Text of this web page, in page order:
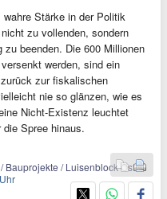
Stärke in der Politik
zu vollenden, sondern
beenden. Die 600 Millionen
werden, sind ein
zur fiskalischen
nie so glänzen, wie es
Nicht-Existenz leuchtet
Spree hinaus.
Bauprojekte / Luisenblock Ost